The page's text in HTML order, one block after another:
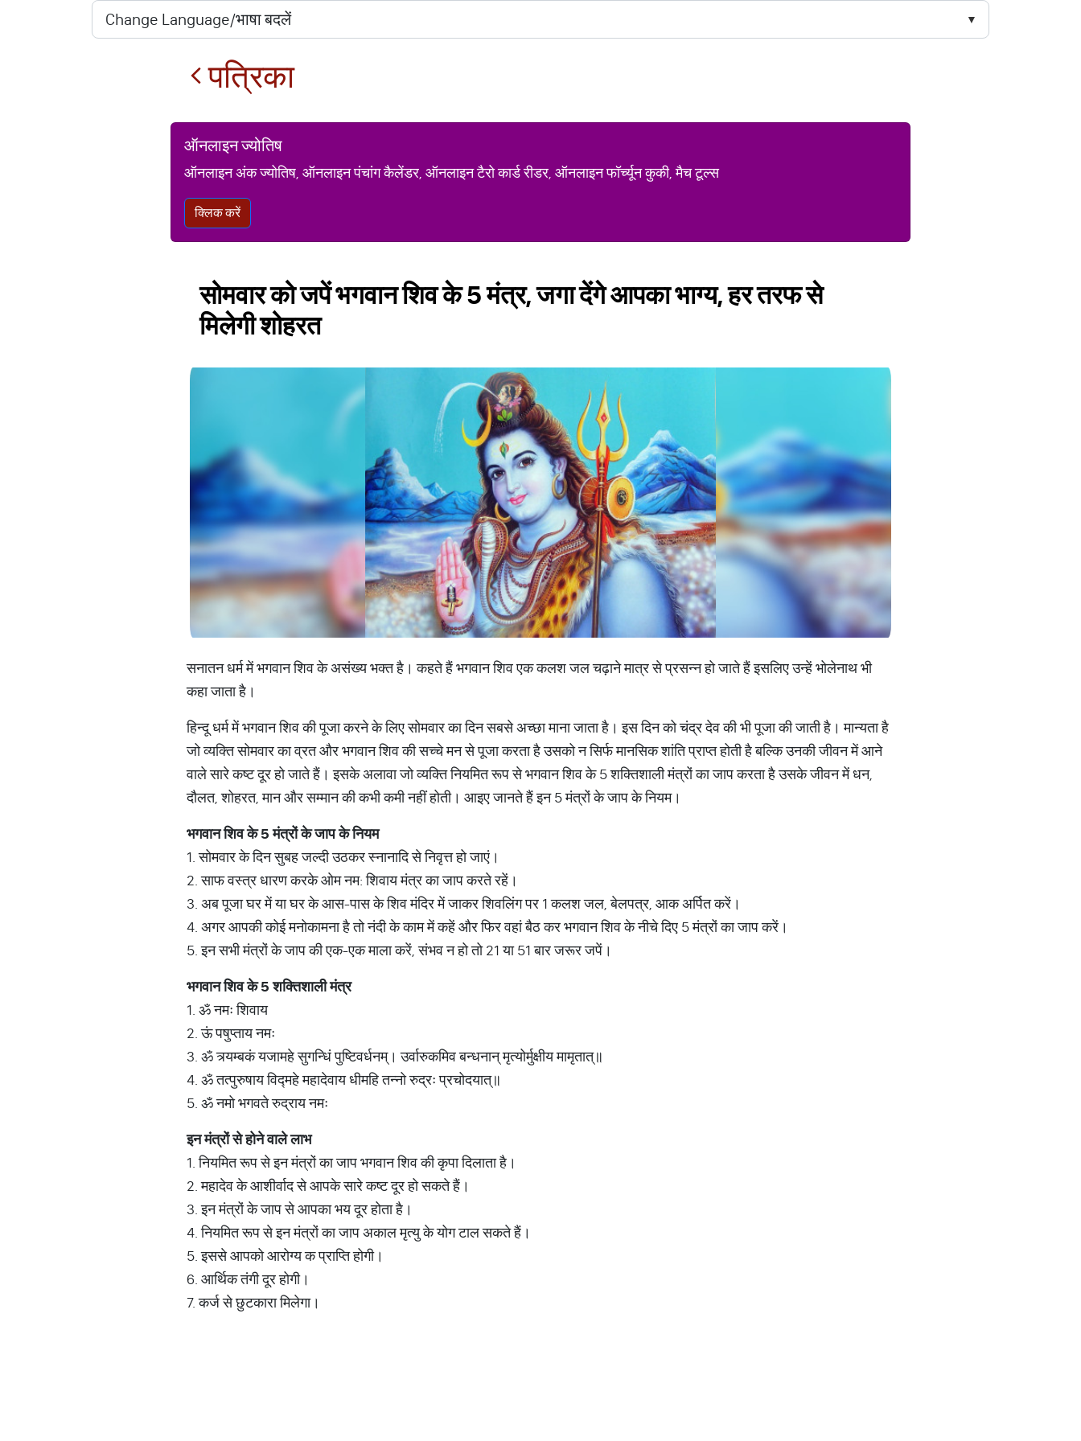
पत्रिका
ऑनलाइन ज्योतिष
ऑनलाइन अंक ज्योतिष, ऑनलाइन पंचांग कैलेंडर, ऑनलाइन टैरो कार्ड रीडर, ऑनलाइन फॉर्च्यून कुकी, मैच टूल्स
क्लिक करें
सोमवार को जपें भगवान शिव के 5 मंत्र, जगा देंगे आपका भाग्य, हर तरफ से
मिलेगी शोहरत
सनातन धर्म में भगवान शिव के असंख्य भक्त है। कहते हैं भगवान शिव एक कलश जल चढ़ाने मात्र से प्रसन्न हो जाते हैं इसलिए उन्हें भोलेनाथ भी
कहा जाता है।
हिन्दू धर्म में भगवान शिव की पूजा करने के लिए सोमवार का दिन सबसे अच्छा माना जाता है। इस दिन को चंद्र देव की भी पूजा की जाती है। मान्यता है
जो व्यक्ति सोमवार का व्रत और भगवान शिव की सच्चे मन से पूजा करता है उसको न सिर्फ मानसिक शांति प्राप्त होती है बल्कि उनकी जीवन में आने
वाले सारे कष्ट दूर हो जाते हैं। इसके अलावा जो व्यक्ति नियमित रूप से भगवान शिव के 5 शक्तिशाली मंत्रों का जाप करता है उसके जीवन में धन,
दौलत, शोहरत, मान और सम्मान की कभी कमी नहीं होती। आइए जानते हैं इन 5 मंत्रों के जाप के नियम।
भगवानशिवके5मंत्रोंकेजापकेनियम
1. सोमवार के दिन सुबह जल्दी उठकर स्नानादि से निवृत्त हो जाएं।
2. साफ वस्त्र धारण करके ओम नम: शिवाय मंत्र का जाप करते रहें।
3. अब पूजा घर में या घर के आस-पास के शिव मंदिर में जाकर शिवलिंग पर 1 कलश जल, बेलपत्र, आक अर्पित करें।
4. अगर आपकी कोई मनोकामना है तो नंदी के काम में कहें और फिर वहां बैठ कर भगवान शिव के नीचे दिए 5 मंत्रों का जाप करें।
5. इन सभी मंत्रों के जाप की एक-एक माला करें, संभव न हो तो 21 या 51 बार जरूर जपें।
भगवानशिवके5शक्तिशालीमंत्र
1. ॐ नमः शिवाय
2. ऊं पषुप्ताय नमः
3. ॐ त्र्यम्बकं यजामहे सुगन्धिं पुष्टिवर्धनम्। उर्वारुकमिव बन्धनान् मृत्योर्मुक्षीय मामृतात्॥
4. ॐ तत्पुरुषाय विद्महे महादेवाय धीमहि तन्नो रुद्रः प्रचोदयात्॥
5. ॐ नमो भगवते रुद्राय नमः
इनमंत्रोंसेहोनेवालेलाभ
1. नियमित रूप से इन मंत्रों का जाप भगवान शिव की कृपा दिलाता है।
2. महादेव के आशीर्वाद से आपके सारे कष्ट दूर हो सकते हैं।
3. इन मंत्रों के जाप से आपका भय दूर होता है।
4. नियमित रूप से इन मंत्रों का जाप अकाल मृत्यु के योग टाल सकते हैं।
5. इससे आपको आरोग्य क प्राप्ति होगी।
6. आर्थिक तंगी दूर होगी।
7. कर्ज से छुटकारा मिलेगा।